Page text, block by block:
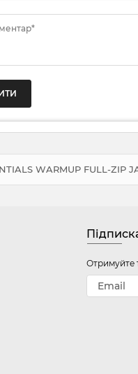
WARMUP FULL-ZIP
Отримуйте